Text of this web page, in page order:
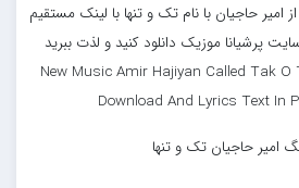
امیر حاجیان با نام تک و تنها با لینک مستقیم
پرشیانا موزیک دانلود کنید و لذت ببرید
New Music Amir Hajiyan Called Tak
Download And Lyrics Text In